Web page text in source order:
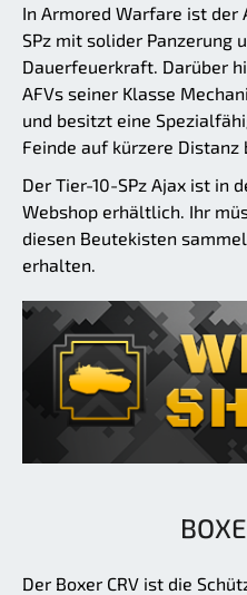
In Armored Warfare ist der
SPz mit solider Panzerung
Dauerfeuerkraft. Darüber
AFVs seiner Klasse
und besitzt eine
Feinde auf kürzere Distanz
Der Tier-10-SPz Ajax ist in
Webshop erhältlich. Ihr
diesen Beutekisten
erhalten.
Der Boxer CRV ist die